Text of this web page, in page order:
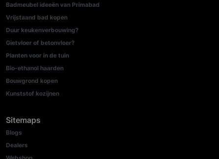
Badmeubel ideeën van Primabad
Vrijstaand bad kopen
Duur keukenverbouwing?
Gietvloer of betonvloer?
Planten voor in de tuin
Bio-ethanol haarden
Bouwgrond kopen
Kunststof kozijnen
Sitemaps
Blogs
Dealers